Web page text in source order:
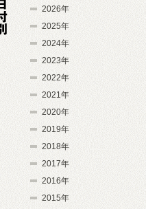
2026年
2025年
2024年
2023年
2022年
2021年
2020年
2019年
2018年
2017年
2016年
2015年